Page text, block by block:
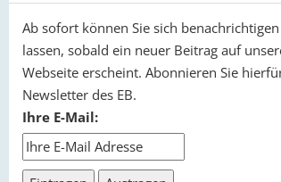
Ab sofort können Sie sich benachrichtigen
lassen, sobald ein neuer Beitrag auf
Webseite erscheint. Abonnieren Sie
Newsletter des EB.
Ihre E-Mail: